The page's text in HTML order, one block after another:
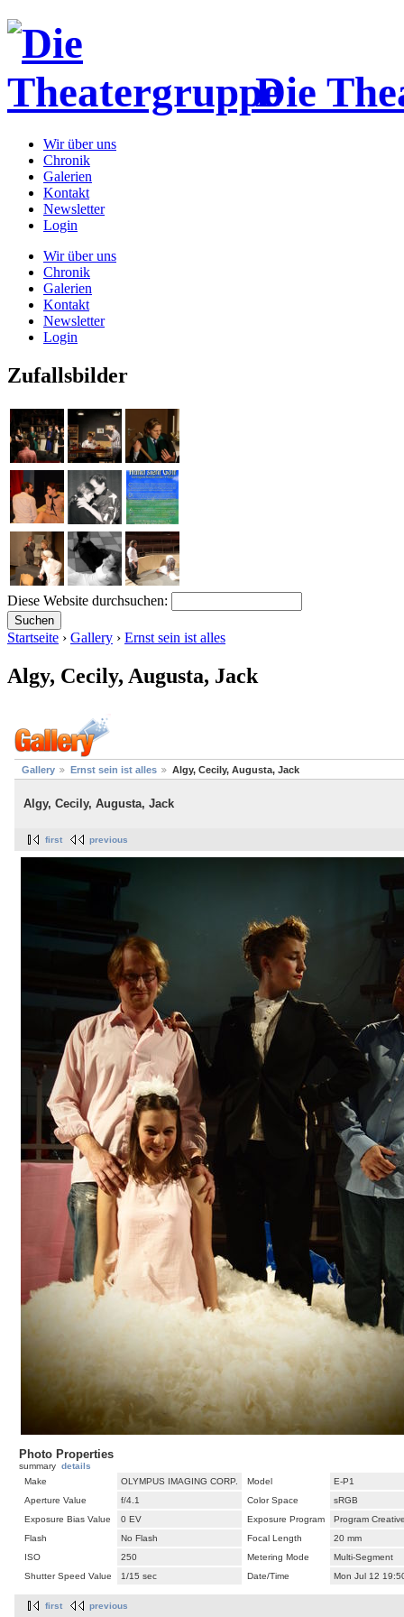
Die
Wir über uns
Chronik
Galerien
Kontakt
Newsletter
Login
Wir über uns
Chronik
Galerien
Kontakt
Newsletter
Login
Zufallsbilder
Diese Website durchsuchen:
Startseite › Gallery › Ernst sein ist alles
Algy, Cecily, Augusta, Jack
Gallery Ernst sein ist alles Algy, Cecily, Augusta, Jack
Algy, Cecily, Augusta, Jack
first previous
Photo Properties
summary details
Make
OLYMPUS IMAGING CORP. Model
E-P1
Aperture Value
f/4.1 Color Space
sRGB
Exposure Bias Value
0 EV Exposure Program
Program
Flash
No Flash Focal Length
20 mm
ISO
250 Metering Mode
Multi-Segment
Shutter Speed Value
1/15 sec Date/Time Mon Jul 12
first previous